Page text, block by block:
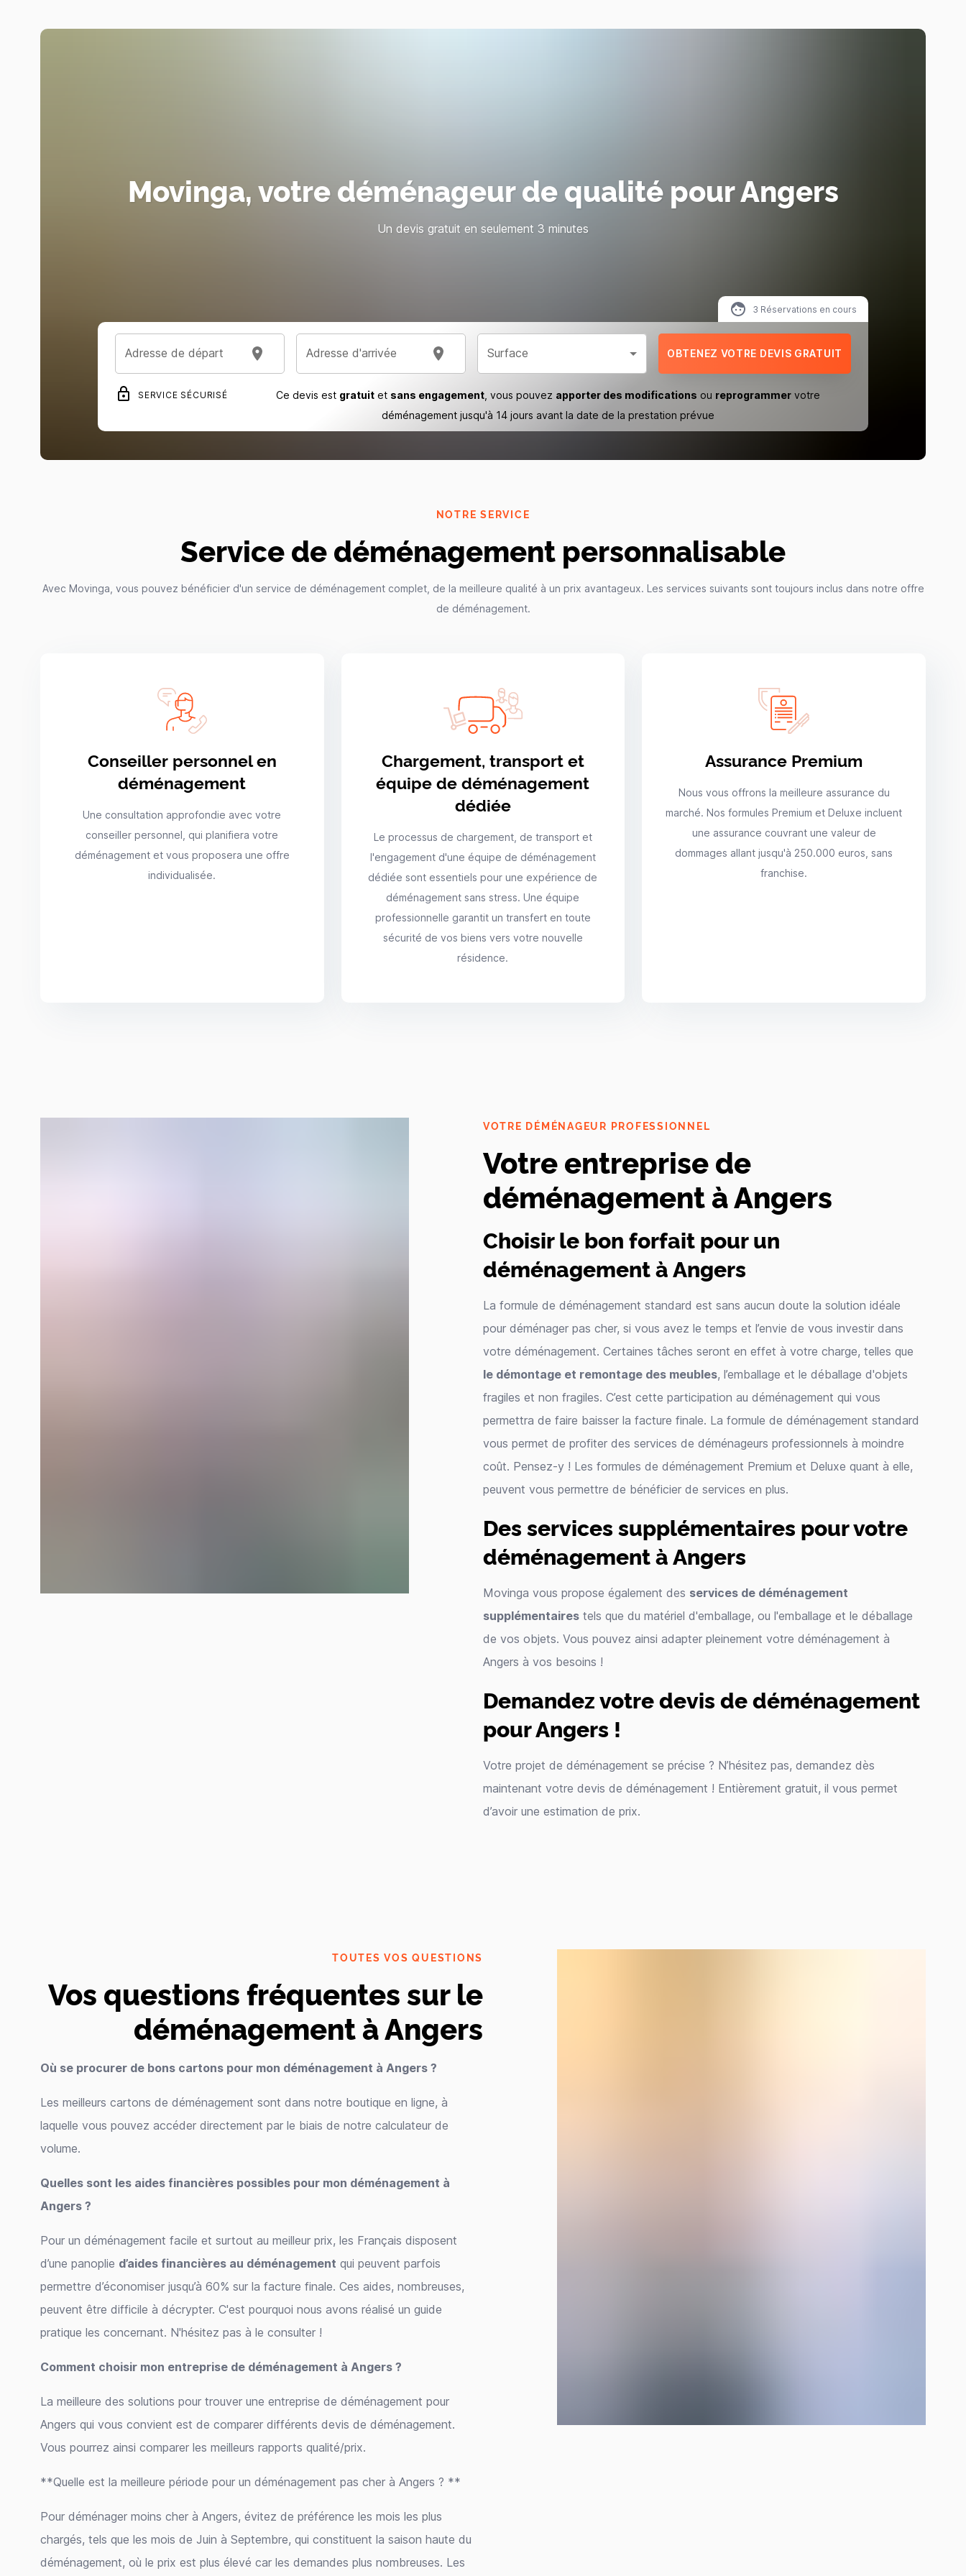
Movinga, votre déménageur de qualité pour Angers
Un devis gratuit en seulement 3 minutes
3 Réservations en cours
Adresse de départ Adresse d'arrivée Surface OBTENEZ VOTRE DEVIS GRATUIT
SERVICE SÉCURISÉ Ce devis est gratuitet sans engagement, vous pouvez apporter des modifications ou reprogrammervotre
déménagement jusqu'à 14 jours avant la date de la prestation prévue
NOTRE SERVICE
Service de déménagement personnalisable
Avec Movinga, vous pouvez bénéficier d'un service de déménagement complet, de la meilleure qualité à un prix avantageux. Les services suivants sont toujours inclus dans notre offre
de déménagement.
Conseiller personnel en
déménagement
Une consultation approfondie avec votre
conseiller personnel, qui planifiera votre
déménagement et vous proposera une offre
individualisée.
Chargement, transport et
équipe de déménagement
dédiée
Le processus de chargement, de transport et
l'engagement d'une équipe de déménagement
dédiée sont essentiels pour une expérience de
déménagement sans stress. Une équipe
professionnelle garantit un transfert en toute
sécurité de vos biens vers votre nouvelle
résidence.
Assurance Premium
Nous vous offrons la meilleure assurance du
marché. Nos formules Premium et Deluxe incluent
une assurance couvrant une valeur de
dommages allant jusqu'à 250.000 euros, sans
franchise.
VOTRE DÉMÉNAGEUR PROFESSIONNEL
Votre entreprise de
déménagement à Angers
Choisir le bon forfait pour un
déménagement à Angers
La formule de déménagement standard est sans aucun doute la solution idéale
pour déménager pas cher, si vous avez le temps et l’envie de vous investir dans
votre déménagement. Certaines tâches seront en effet à votre charge, telles que
le démontage et remontage des meubles, l’emballage et le déballage d'objets
fragiles et non fragiles. C’est cette participation au déménagement qui vous
permettra de faire baisser la facture finale. La formule de déménagement standard
vous permet de profiter des services de déménageurs professionnels à moindre
coût. Pensez-y ! Les formules de déménagement Premium et Deluxe quant à elle,
peuvent vous permettre de bénéficier de services en plus.
Des services supplémentaires pour votre
déménagement à Angers
Movinga vous propose également des services de déménagement
supplémentairestels que du matériel d'emballage, ou l'emballage et le déballage
de vos objets. Vous pouvez ainsi adapter pleinement votre déménagement à
Angers à vos besoins !
Demandez votre devis de déménagement
pour Angers !
Votre projet de déménagement se précise ? N’hésitez pas, demandez dès
maintenant votre devis de déménagement ! Entièrement gratuit, il vous permet
d’avoir une estimation de prix.
TOUTES VOS QUESTIONS
Vos questions fréquentes sur le
déménagement à Angers
Où se procurer de bons cartons pour mon déménagement à Angers ?
Les meilleurs cartons de déménagement sont dans notre boutique en ligne, à
laquelle vous pouvez accéder directement par le biais de notre calculateur de
volume.
Quelles sont les aides financières possibles pour mon déménagement à
Angers ?
Pour un déménagement facile et surtout au meilleur prix, les Français disposent
d’une panoplie d’aides financières au déménagement qui peuvent parfois
permettre d’économiser jusqu’à 60% sur la facture finale. Ces aides, nombreuses,
peuvent être difficile à décrypter. C'est pourquoi nous avons réalisé un guide
pratique les concernant. N'hésitez pas à le consulter !
Comment choisir mon entreprise de déménagement à Angers ?
La meilleure des solutions pour trouver une entreprise de déménagement pour
Angers qui vous convient est de comparer différents devis de déménagement.
Vous pourrez ainsi comparer les meilleurs rapports qualité/prix.
**Quelle est la meilleure période pour un déménagement pas cher à Angers ? **
Pour déménager moins cher à Angers, évitez de préférence les mois les plus
chargés, tels que les mois de Juin à Septembre, qui constituent la saison haute du
déménagement, où le prix est plus élevé car les demandes plus nombreuses. Les